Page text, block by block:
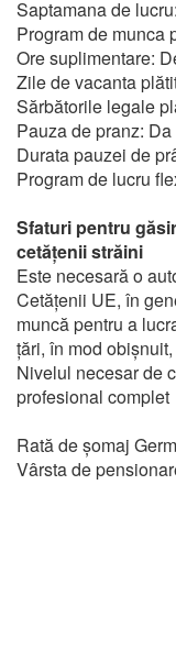
Saptamana de
Program de munca
Ore suplimentare:
Zile de vacanta
Sărbătorile legale
Pauza de pranz: Da
Durata pauzei de
Program de lucru
Sfaturi pentru
cetățenii străini
Este necesară o
Cetățenii UE, în
muncă pentru a
țări, în mod
Nivelul necesar de
profesional complet
Rată de șomaj
Vârsta de